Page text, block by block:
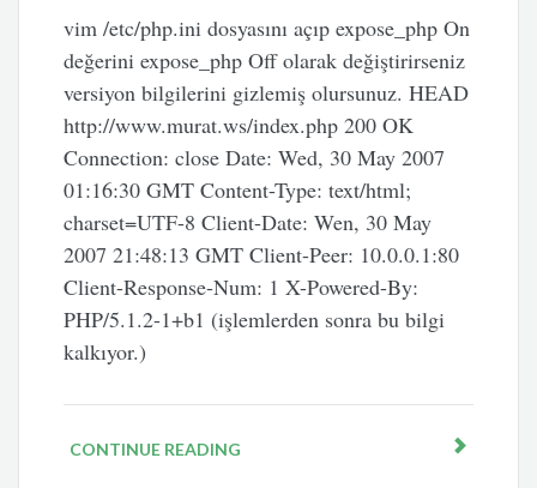
vim /etc/php.ini dosyasını açıp expose_php On
değerini expose_php Off olarak değiştirirseniz
versiyon bilgilerini gizlemiş olursunuz. HEAD
http://www.murat.ws/index.php 200 OK
Connection: close Date: Wed, 30 May 2007
01:16:30 GMT Content-Type: text/html;
charset=UTF-8 Client-Date: Wen, 30 May
2007 21:48:13 GMT Client-Peer: 10.0.0.1:80
Client-Response-Num: 1 X-Powered-By:
PHP/5.1.2-1+b1 (işlemlerden sonra bu bilgi
kalkıyor.)
CONTINUE READING